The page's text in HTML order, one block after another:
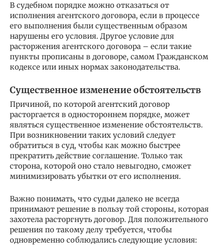
В судебном порядке можно отказаться от
исполнения агентского договора, если в процессе
его выполнения были существенным образом
нарушены его условия. Другое условие для
расторжения агентского договора – если такие
пункты прописаны в договоре, самом Гражданском
кодексе или иных нормах законодательства.
Существенное изменение обстоятельств
Причиной, по которой агентский договор
расторгается в одностороннем порядке, может
являться существенное изменение обстоятельств.
При возникновении таких условий следует
обратиться в суд, чтобы как можно быстрее
прекратить действие соглашение. Только так
сторона, которой оно стало невыгодно, сможет
минимизировать убытки от его исполнения.
Важно понимать, что судьи далеко не всегда
принимают решение в пользу той стороны, которая
захотела расторгнуть договор. Для положительного
решения по такому делу требуется, чтобы
одновременно соблюдались следующие условия: